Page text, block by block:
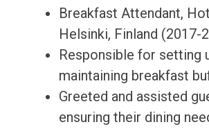
Breakfast Attendant,
Helsinki, Finland (2017-
Responsible for setting
maintaining breakfast
Greeted and assisted
ensuring their dining